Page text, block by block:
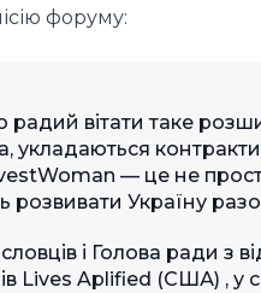
форуму:
радий вітати таке
укладаються
— це не
розвивати Україну
і Голова ради з
Lives Aplified (CША) , у